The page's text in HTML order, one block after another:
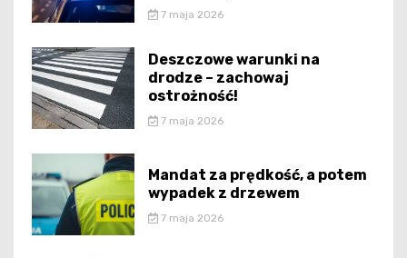
7 maja 2026
Deszczowe warunki na
drodze – zachowaj
ostrożność!
7 maja 2026
Mandat za prędkość, a potem
wypadek z drzewem
7 maja 2026